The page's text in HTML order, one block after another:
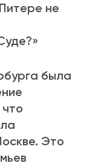
не
была
Это